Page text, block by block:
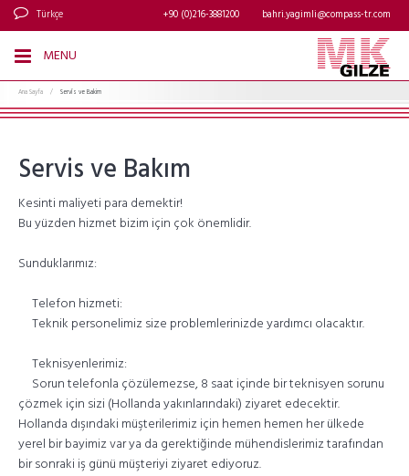
Türkçe bahri.yagimli@compass-tr.com
+90 (0)216-3881200
MENU
Ana Sayfa / ServĪs ve Bakim
Servis ve Bakım
Kesinti maliyeti para demektir!
Bu yüzden hizmet bizim için çok önemlidir.
Sunduklarımız:
Telefon hizmeti:
Teknik personelimiz size problemlerinizde yardımcı olacaktır.
Teknisyenlerimiz:
Sorun telefonla çözülemezse, 8 saat içinde bir teknisyen sorunu
çözmek için sizi (Hollanda yakınlarındaki) ziyaret edecektir.
Hollanda dışındaki müşterilerimiz için hemen hemen her ülkede
yerel bir bayimiz var ya da gerektiğinde mühendislerimiz tarafından
bir sonraki iş günü müşteriyi ziyaret ediyoruz.